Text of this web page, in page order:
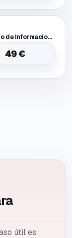
Traspaso de Informacion Entre Dos Moviles Funcionales
49 €
útil es